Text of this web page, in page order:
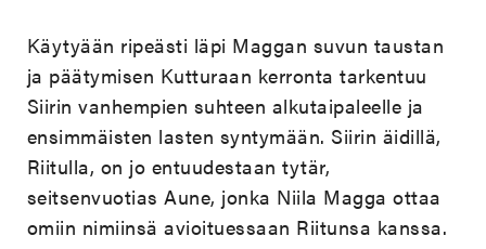
Käytyään ripeästi läpi Maggan suvun taustan
ja päätymisen Kutturaan kerronta tarkentuu
Siirin vanhempien suhteen alkutaipaleelle ja
ensimmäisten lasten syntymään. Siirin äidillä,
Riitulla, on jo entuudestaan tytär,
seitsenvuotias Aune, jonka Niila Magga ottaa
omiin nimiinsä avioituessaan Riitunsa kanssa.